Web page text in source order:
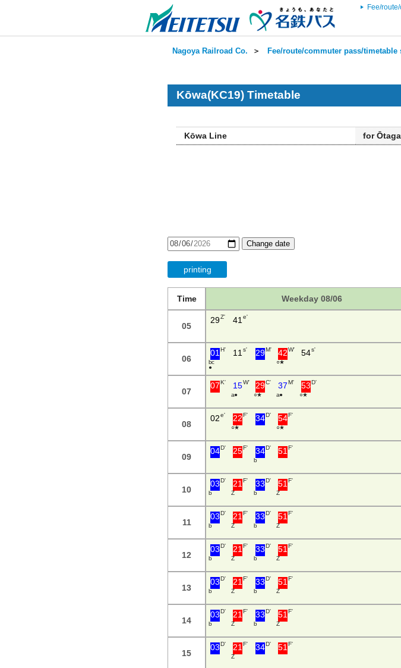
Fee/
Nagoya Railroad Co. ＞ Fee/route/commuter pass/timetable
Kōwa(KC19) Timetable
Kōwa Line for
Change date
printing
Time Weekday 08/06
05
29Z' 41 e'
06
01 H'
b c
●
11 s' 29M' 42 W'
○ ★
54s'
07
07K' 15W'
a ●
29C'
○ ★
37 M'
a ●
53D'
○ ★
08
02e' 22F'
○ ★
34D' 54F'
○ ★
09
04D' 25F' 34D'
b
51 F'
10
03D'
b
21 F'
Z
33 D'
b
51 F'
Z
11
03D'
b
21 F'
Z
33 D'
b
51 F'
Z
12
03D'
b
21 F'
Z
33 D'
b
51 F'
Z
13
03D'
b
21 F'
Z
33 D'
b
51 F'
Z
14
03D'
b
21 F'
Z
33 D'
b
51 F'
Z
15
03D' 21 F'
Z
34D' 51 F'